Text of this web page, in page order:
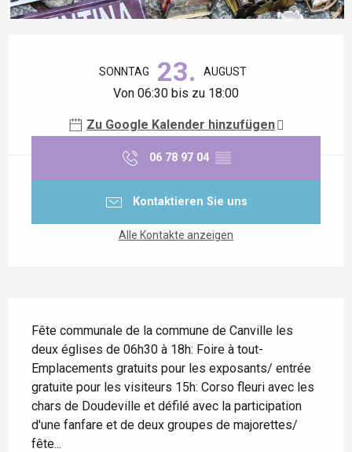
SONNTAG 23. AUGUST
Von 06:30 bis zu 18:00
Zu Google Kalender hinzufügen
06 78 97 04 ▒▒
Kontaktieren Sie uns
Alle Kontakte anzeigen
Fête communale de la commune de Canville les
deux églises de 06h30 à 18h: Foire à tout-
Emplacements gratuits pour les exposants/ entrée
gratuite pour les visiteurs 15h: Corso fleuri avec les
chars de Doudeville et défilé avec la participation
d'une fanfare et de deux groupes de majorettes/
fête...